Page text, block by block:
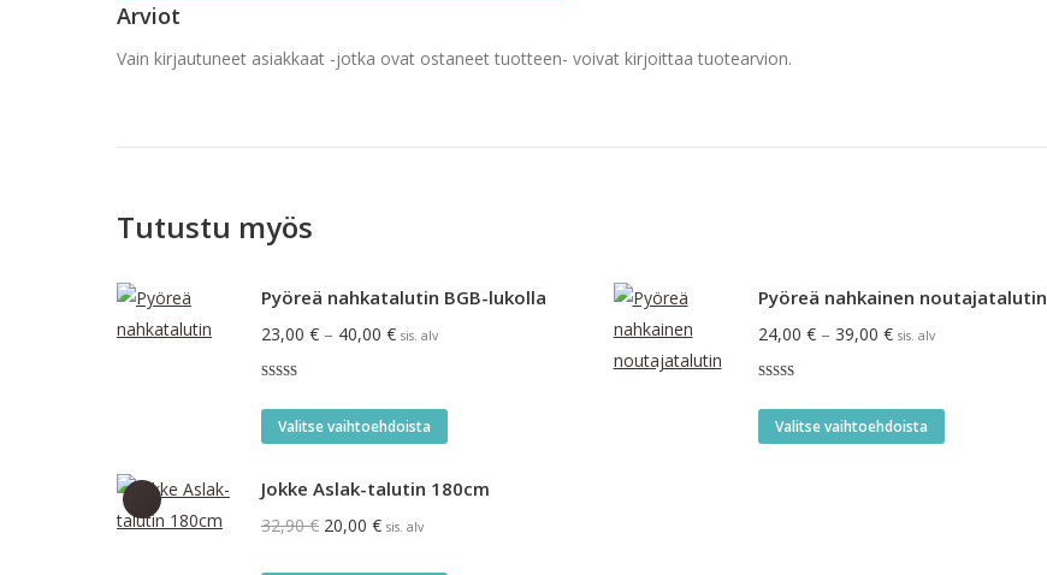
Arviot
Vain kirjautuneet asiakkaat -jotka ovat ostaneet tuotteen- voivat kirjoittaa tuotearvion.
Tutustu myös
Pyöreä nahkatalutin BGB-lukolla
23,00 € – 40,00 €Hintaluokka:
40,00 €
sis. alv
tuotteesta:
5.00/ 5
Valitse vaihtoehdoista
on
Pyöreä nahkainen noutajatalutin
24,00 € – 39,00 €Hintaluokka:
39,00 €
sis. alv
tuotteesta:
5.00/ 5
Valitse vaihtoehdoista
Jokke Aslak-talutin 180cm
32,90€ Alkuperäinen
20,00 €Nykyinen
sis. alv